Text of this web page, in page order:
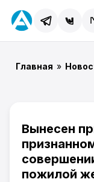
Главная »
Вынесен
пожилой